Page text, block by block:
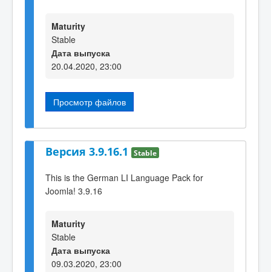
Maturity
Stable
Дата выпуска
20.04.2020, 23:00
Просмотр файлов
Версия 3.9.16.1 Stable
This is the German LI Language Pack for
Joomla! 3.9.16
Maturity
Stable
Дата выпуска
09.03.2020, 23:00